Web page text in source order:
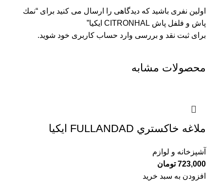
اولین نفری باشید که دیدگاهی را ارسال می کنید برای “نمك
پاش و فلفل پاش CITRONHAL ايكيا”
برای ثبت نقد و بررسی وارد حساب کاربری خود شوید.
محصولات مشابه
ملاغه خاكستري FULLANDAD ايكيا
آشپزخانه و لوازم
723,000 تومان
افزودن به سبد خرید